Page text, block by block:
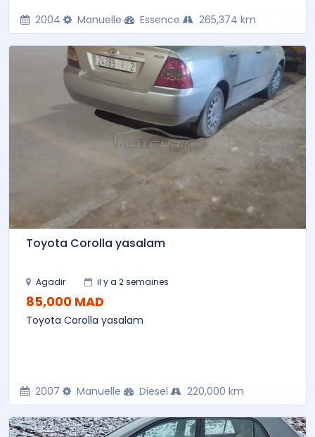
2004 Manuelle Essence 265,374 km
Toyota Corolla yasalam
Agadir il y a 2 semaines
85,000 MAD
Toyota Corolla yasalam
2007 Manuelle Diesel 220,000 km